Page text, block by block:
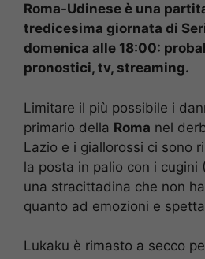
Roma-Udinese è una
tredicesima giornata di
domenica alle 18:00:
pronostici, tv, streaming.
Limitare il più possibile i
primario della Roma nel
Lazio e i giallorossi ci sono
la posta in palio con i
una stracittadina che non
quanto ad emozioni e
Lukaku è rimasto a secco